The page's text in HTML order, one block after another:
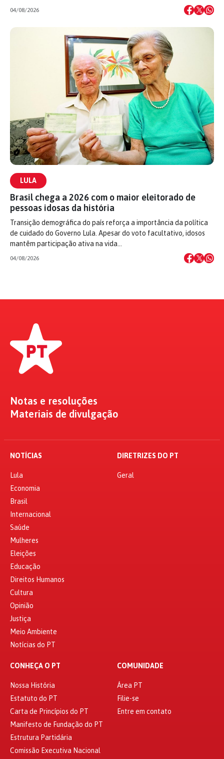
04/08/2026
LULA
Brasil chega a 2026 com o maior eleitorado de
pessoas idosas da história
Transição demográfica do país reforça a importância da política
de cuidado do Governo Lula. Apesar do voto facultativo, idosos
mantêm participação ativa na vida…
04/08/2026
Notas e resoluções
Materiais de divulgação
NOTÍCIAS
Lula
Economia
Brasil
Internacional
Saúde
Mulheres
Eleições
Educação
Direitos Humanos
Cultura
Opinião
Justiça
Meio Ambiente
Notícias do PT
DIRETRIZES DO PT
Geral
CONHEÇA O PT
Nossa História
Estatuto do PT
Carta de Princípios do PT
Manifesto de Fundação do PT
Estrutura Partidária
Comissão Executiva Nacional
COMUNIDADE
Área PT
Filie-se
Entre em contato